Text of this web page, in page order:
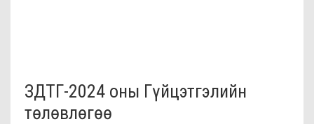
ЗДТГ-2024 оны Гүйцэтгэлийн
төлөвлөгөө